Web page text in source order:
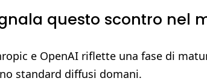
questo scontro nel
e OpenAI riflette una fase di
standard diffusi domani.